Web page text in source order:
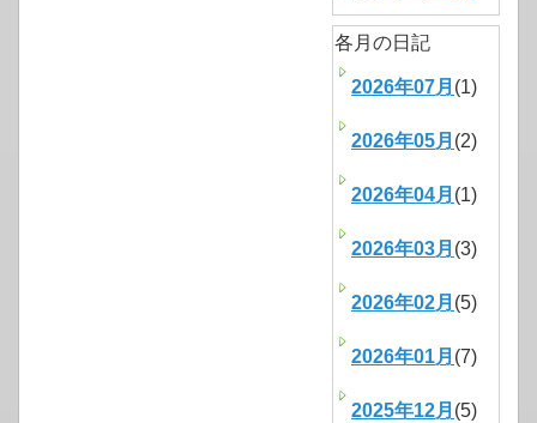
各月の日記
2026年07月 (1)
2026年05月 (2)
2026年04月 (1)
2026年03月 (3)
2026年02月 (5)
2026年01月 (7)
2025年12月 (5)